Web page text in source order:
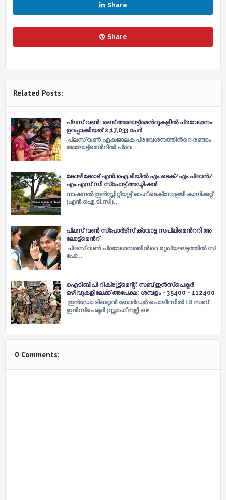
Share
Share
Related Posts:
പ്ലസ് വണ്‍: രണ്ട് അലോട്ട്മെന്‍റുകളില്‍ പ്രവേശനം
ഉറപ്പാക്കിയത് 2,17,033 പേര്‍
പ്ലസ് വണ്‍ ഏകജാലക പ്രവേശനത്തിന്‍റെ രണ്ടാം
അലോട്ട്മെന്‍റില്‍ പ്രവ…
കോഴിക്കോട് എന്‍.ഐ.ടിയില്‍ എം.ടെക്/എം.പ്ലാന്‍/
എം.എസ് സി സ്പോട്ട് അഡ്മിഷന്‍
നാഷനല്‍ ഇന്‍സ്റ്റിറ്റ്യൂട്ട് ഓഫ് ടെക്‌നോളജി കാലിക്കറ്റ്
(എന്‍.ഐ.ടി.സി)…
പ്ല​സ്​ വ​ണ്‍ സ്​​പോ​ര്‍​ട്​​സ്​ ക്വോ​ട്ട സ​പ്ലി​മെ​ന്‍റ​റി അ​
ലോ​ട്ട്​​മെ​ന്‍റ്​
പ്ല​സ്​ വ​ണ്‍ പ്ര​വേ​ശ​ന​ത്തി​ന്‍റെ മു​ഖ്യ​ഘ​ട്ട​ത്തി​ല്‍ സ്​​
പോ…
ഐടിബിപി റിക്രൂട്ട്മെന്റ്; സബ് ഇൻസ്പെക്ടർ
ഒഴിവുകളിലേക്ക് അപേക്ഷ; ശമ്പളം - 35400 - 112400
ഇൻഡോ ടിബറ്റൻ ബോർഡർ പൊലീസിൽ 18 സബ്
ഇൻസ്പെക്ടർ (സ്റ്റാഫ് നഴ്സ്) ഒഴ…
0 Comments: